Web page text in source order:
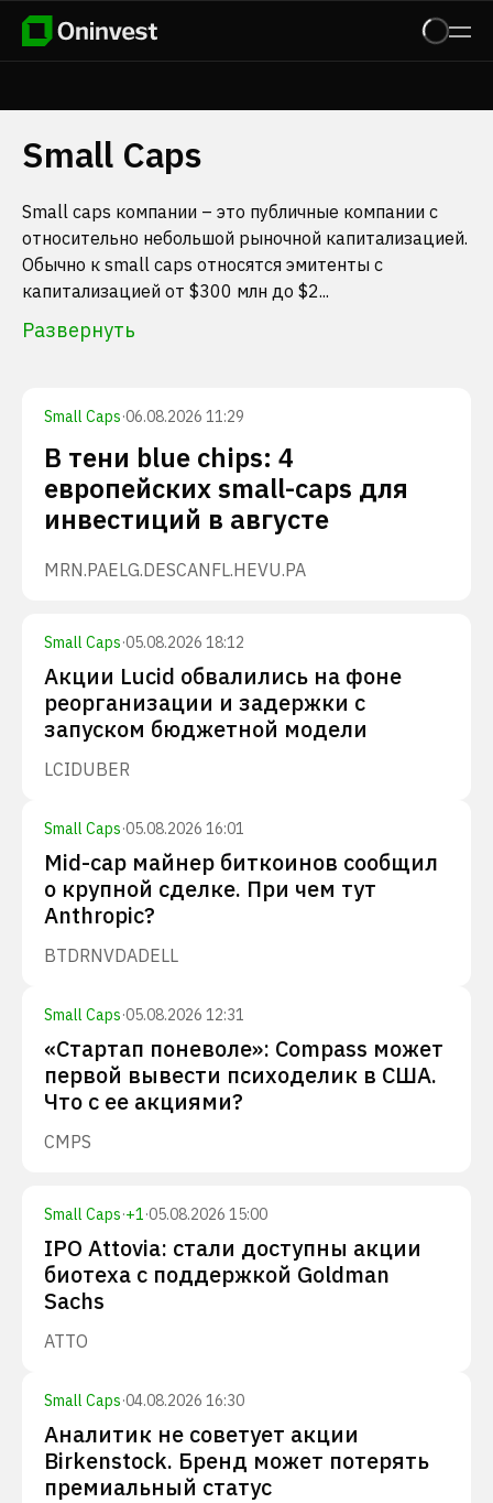
Small Caps
Small caps компании – это публичные компании с
относительно небольшой рыночной капитализацией.
Обычно к small caps относятся эмитенты с
капитализацией от $300 млн до $2...
Развернуть
Small Caps·06.08.2026 11:29
В тени blue chips: 4
европейских small-caps для
инвестиций в августе
MRN.PAELG.DESCANFL.HEVU.PA
Small Caps·05.08.2026 18:12
Акции Lucid обвалились на фоне
реорганизации и задержки с
запуском бюджетной модели
LCIDUBER
Small Caps·05.08.2026 16:01
Mid-cap майнер биткоинов сообщил
о крупной сделке. При чем тут
Anthropic?
BTDRNVDADELL
Small Caps·05.08.2026 12:31
«Стартап поневоле»: Compass может
первой вывести психоделик в США.
Что с ее акциями?
CMPS
Small Caps·+1·05.08.2026 15:00
IPO Attovia: стали доступны акции
биотеха с поддержкой Goldman
Sachs
ATTO
Small Caps·04.08.2026 16:30
Аналитик не советует акции
Birkenstock. Бренд может потерять
премиальный статус